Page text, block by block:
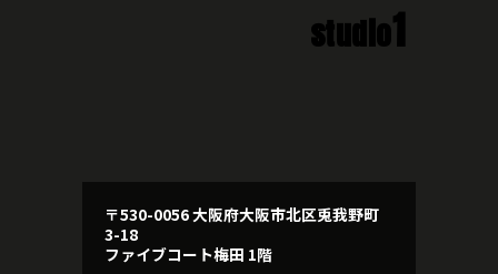
studio1
〒530-0056 大阪府大阪市北区兎我野町
3-18
ファイブコート梅田 1階